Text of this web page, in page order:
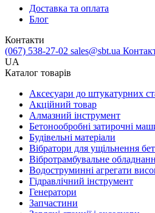
Доставка та оплата
Блог
Контакти
(067) 538-27-02 sales@sbt.ua
UA
Каталог товарів
Аксесуари до штукатурних
Акційний товар
Алмазний інструмент
Бетонообробні затирочні
Будівельні матеріали
Вібратори для ущільнення
Вібротрамбувальне
Водоструминні агрегати
Гідравлічний інструмент
Генератори
Запчастини